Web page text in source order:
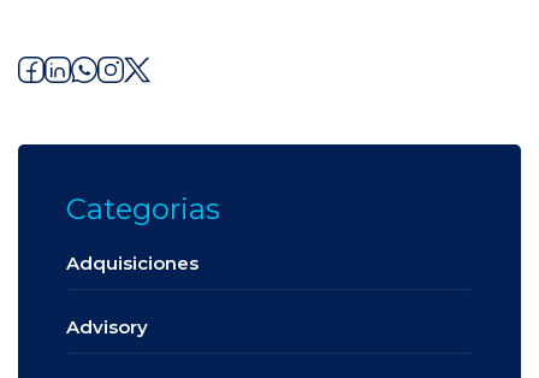
Categorias
Adquisiciones
Advisory